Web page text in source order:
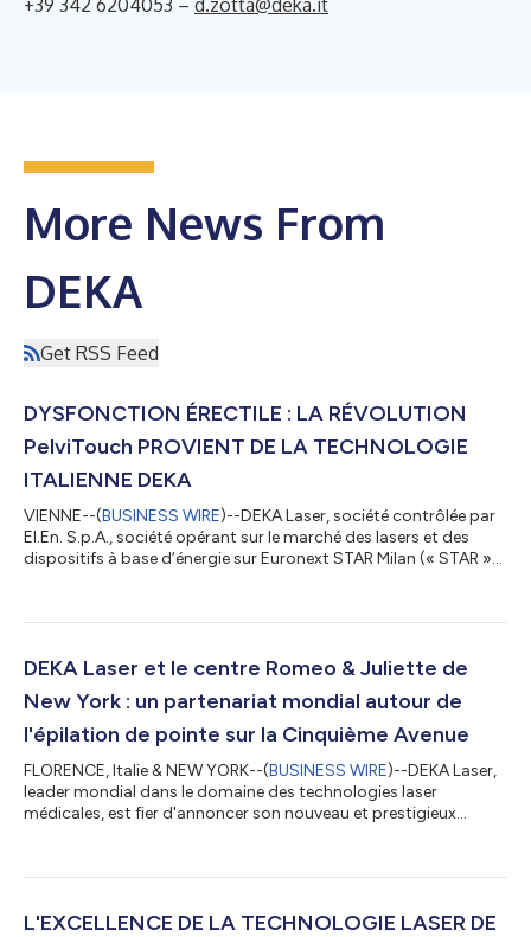
More News From
DEKA
Get RSS Feed
DYSFONCTION ÉRECTILE : LA RÉVOLUTION
PelviTouch PROVIENT DE LA TECHNOLOGIE
ITALIENNE DEKA
VIENNE--(BUSINESS WIRE)--DEKA Laser, société contrôlée par
El.En. S.p.A., société opérant sur le marché des lasers et des
dispositifs à base d’énergie sur Euronext STAR Milan (« STAR »)
Society for Sexual Medicine (ESSM) sa nouvelle thérapie
érectile. Cette technologie, initialement développée avec succès
DEKA Laser et le centre Romeo & Juliette de
New York : un partenariat mondial autour de
l'épilation de pointe sur la Cinquième Avenue
FLORENCE, Italie & NEW YORK--(BUSINESS WIRE)--DEKA Laser,
leader mondial dans le domaine des technologies laser
médicales, est fier d'annoncer son nouveau et prestigieux
Cinquième Avenue de New York. Grâce à cette collaboration
référence mondial pour la formation DEKA sur l'épilation laser,
L'EXCELLENCE DE LA TECHNOLOGIE LASER DE